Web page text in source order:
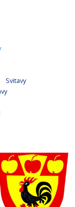
Svitavy